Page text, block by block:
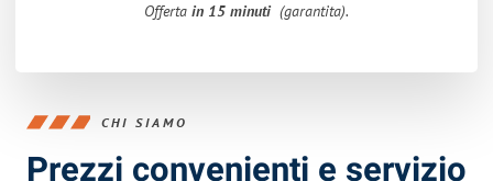
Offerta in 15 minuti (garantita).
CHI SIAMO
Prezzi convenienti e servizio